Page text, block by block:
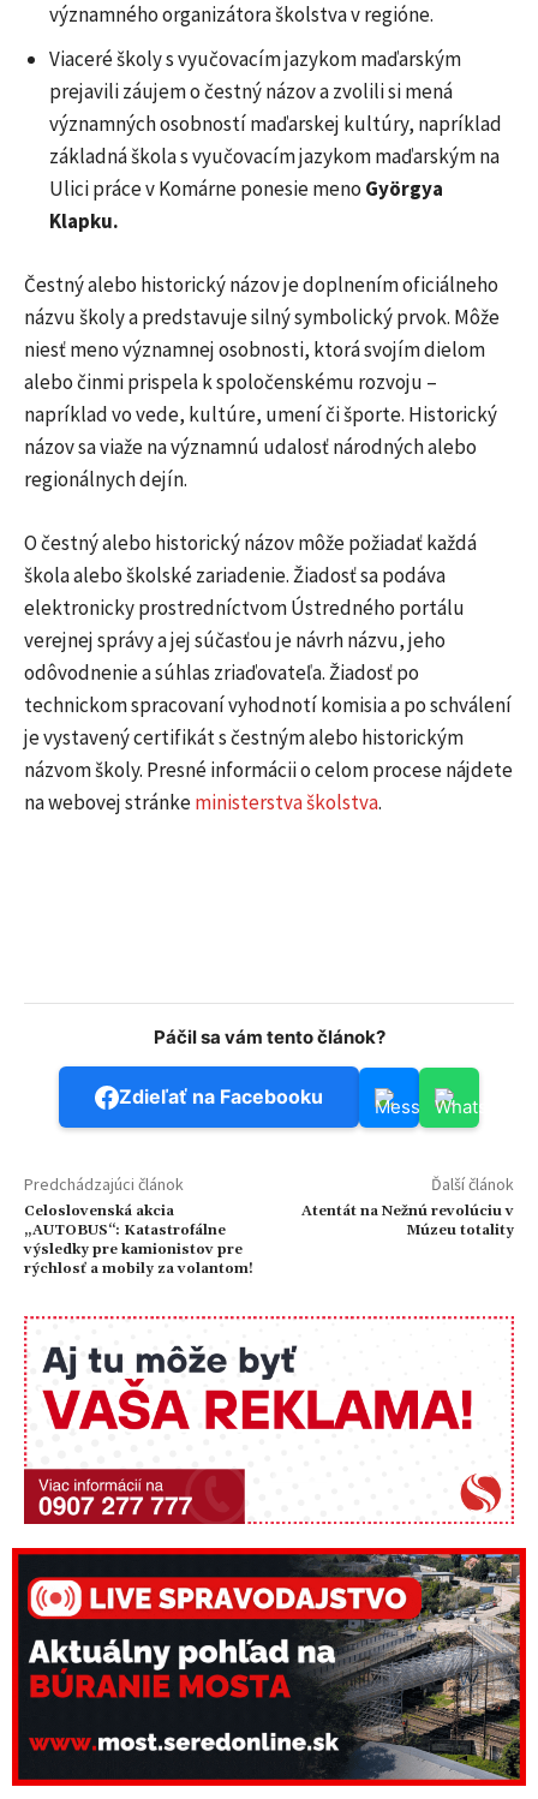
významného organizátora školstva v regióne.
Viaceré školy s vyučovacím jazykom maďarským
prejavili záujem o čestný názov a zvolili si mená
významných osobností maďarskej kultúry, napríklad
základná škola s vyučovacím jazykom maďarským na
Ulici práce v Komárne ponesie meno Györgya
Klapku.
Čestný alebo historický názov je doplnením oficiálneho
názvu školy a predstavuje silný symbolický prvok. Môže
niesť meno významnej osobnosti, ktorá svojím dielom
alebo činmi prispela k spoločenskému rozvoju –
napríklad vo vede, kultúre, umení či športe. Historický
názov sa viaže na významnú udalosť národných alebo
regionálnych dejín.
O čestný alebo historický názov môže požiadať každá
škola alebo školské zariadenie. Žiadosť sa podáva
elektronicky prostredníctvom Ústredného portálu
verejnej správy a jej súčasťou je návrh názvu, jeho
odôvodnenie a súhlas zriaďovateľa. Žiadosť po
technickom spracovaní vyhodnotí komisia a po schválení
je vystavený certifikát s čestným alebo historickým
názvom školy. Presné informácii o celom procese nájdete
na webovej stránkeministerstva školstva.
Páčil sa vám tento článok?
Zdieľať na Facebooku
Predchádzajúci článok
Celoslovenská akcia
„AUTOBUS“: Katastrofálne
výsledky pre kamionistov pre
rýchlosť a mobily za volantom!
Ďalší článok
Atentát na Nežnú revolúciu v
Múzeu totality